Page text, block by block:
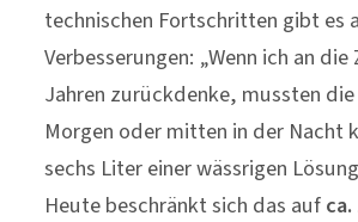
technischen Fortschritten gibt es
Verbesserungen: „Wenn ich an
Jahren zurückdenke, mussten
Morgen oder mitten in der Nacht
sechs Liter einer wässrigen
Heute beschränkt sich das auf